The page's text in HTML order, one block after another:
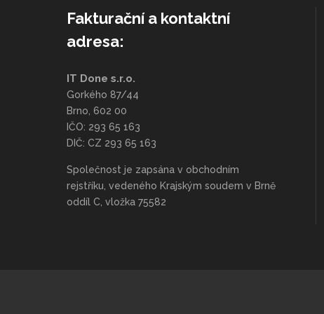
Fakturační a kontaktní
adresa:
IT Done s.r.o.
Gorkého 87/44
Brno, 602 00
IČO: 293 65 163
DIČ: CZ 293 65 163
Společnost je zapsána v obchodním
rejstříku, vedeného Krajským soudem v Brně
oddíl C, vložka 75582